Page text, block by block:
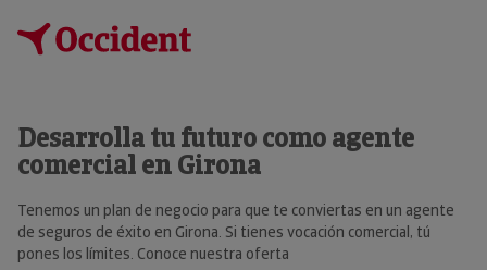
Desarrolla tu futuro como agente
comercial en Girona
Tenemos un plan de negocio para que te conviertas en un agente
de seguros de éxito en Girona. Si tienes vocación comercial, tú
pones los límites. Conoce nuestra oferta